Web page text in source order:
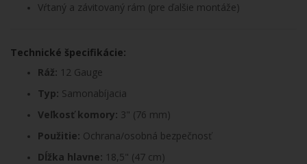
Vŕtaný a závitovaný rám (pre ďalšie montáže)
Technické špecifikácie:
Ráž: 12 Gauge
Typ: Samonabíjacia
Veľkosť komory: 3" (76 mm)
Použitie: Ochrana/osobná bezpečnosť
Dĺžka hlavne: 18,5" (47 cm)